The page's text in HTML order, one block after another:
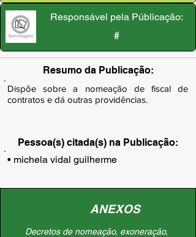
Responsável pela Públicação:
#
Resumo da Publicação:
Dispõe sobre a nomeação de fiscal de
contratos e dá outras providências.
Pessoa(s) citada(s) na Publicação:
• michela vidal guilherme
ANEXOS
Decretos de nomeação, exoneração,